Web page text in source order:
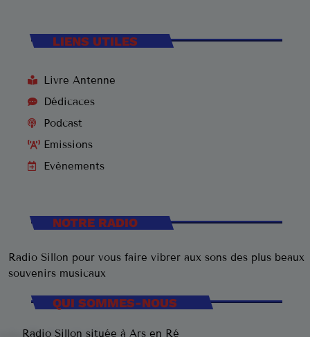
LIENS UTILES
Livre Antenne
Dédicaces
Podcast
Emissions
Evènements
NOTRE RADIO
Radio Sillon pour vous faire vibrer aux sons des plus beaux
souvenirs musicaux
QUI SOMMES-NOUS
Radio Sillon située à Ars en Ré